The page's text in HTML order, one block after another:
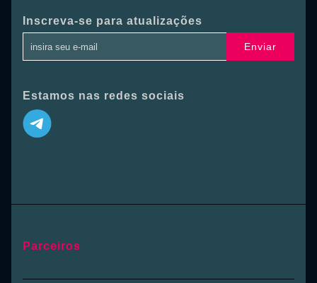
Inscreva-se para atualizações
Enviar
Estamos nas redes sociais
Parceiros